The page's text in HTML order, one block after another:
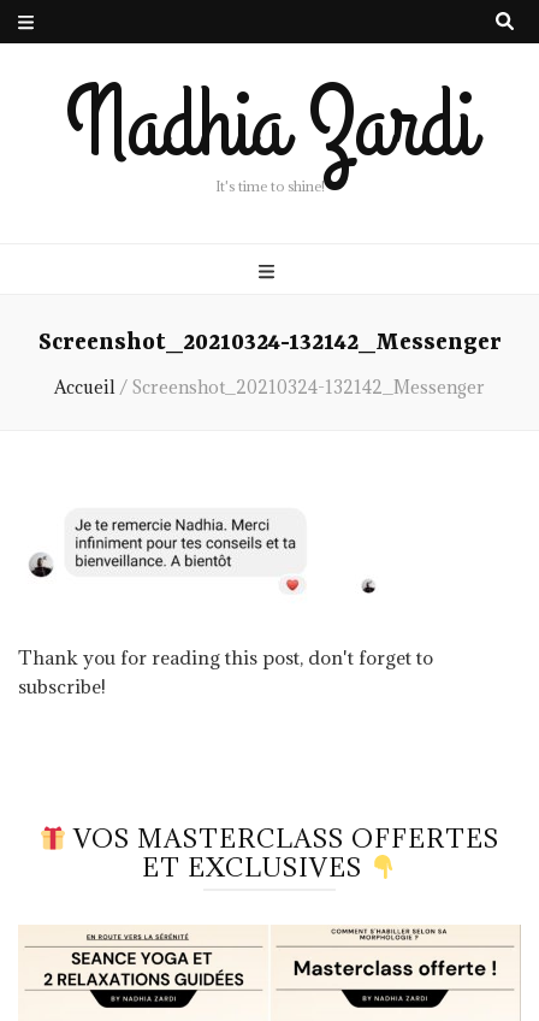
Nadhia Zardi
It's time to shine!
Screenshot_20210324-132142_Messenger
Accueil / Screenshot_20210324-132142_Messenger
Thank you for reading this post, don't forget to
subscribe!
VOS MASTERCLASS OFFERTES
ET EXCLUSIVES